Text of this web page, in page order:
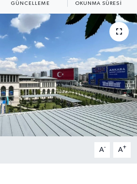
GÜNCELLEME OKUNMA SÜRESI
A- A+